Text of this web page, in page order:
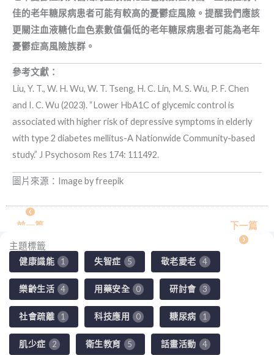
佳的老年糖尿病患者可能有較高的憂鬱症風險。提醒我們應該
更關注血液糖化血色素數值偏低的老年糖尿病患者可能為老年
憂鬱症高風險族群。
參考文獻：
Liu, Y. T., W. H. Wu, W. T. Tseng, H. C. Lin, M. S. Wu, P. F. Chen
and I. C. Wu (2023). “ Lower HbA1C of glycemic control is
associated with higher risk of depressive symptoms in elderly
with type 2 diabetes mellitus-A Nationwide Community-based
study.” J Psychosom Res 174: 111492.
圖片來源： Image by freepik
前一篇
下一篇
主題標籤
健康識能
1 失智症 5 敬老愛老 4
樂齡生活 4 用藥安全 0 研討會 3
社會疏離 1 科技應用 0 糖尿病 1
肌少症 2 衛生教育 5 話畫活動 4